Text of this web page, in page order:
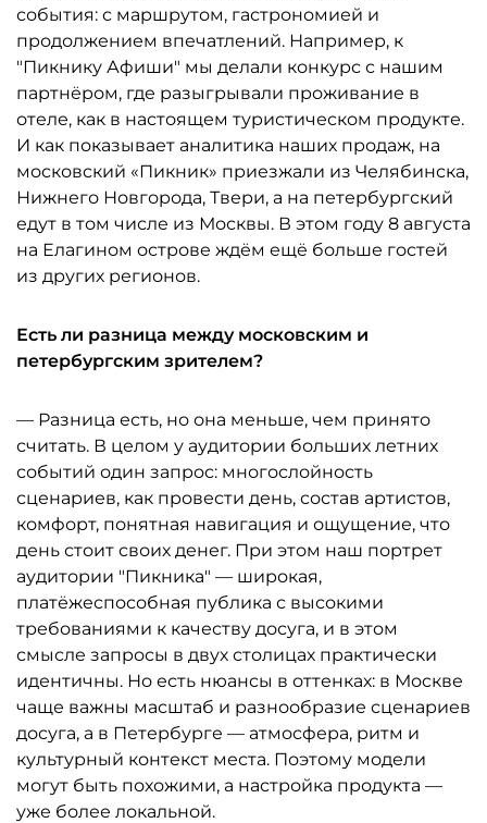
события: с маршрутом, гастрономией и
продолжением впечатлений. Например, к
"Пикнику Афиши" мы делали конкурс с нашим
партнёром, где разыгрывали проживание в
отеле, как в настоящем туристическом продукте.
И как показывает аналитика наших продаж, на
московский «Пикник» приезжали из Челябинска,
Нижнего Новгорода, Твери, а на петербургский
едут в том числе из Москвы. В этом году 8 августа
на Елагином острове ждём ещё больше гостей
из других регионов.
Есть ли разница между московским и
петербургским зрителем?
— Разница есть, но она меньше, чем принято
считать. В целом у аудитории больших летних
событий один запрос: многослойность
сценариев, как провести день, состав артистов,
комфорт, понятная навигация и ощущение, что
день стоит своих денег. При этом наш портрет
аудитории "Пикника" — широкая,
платёжеспособная публика с высокими
требованиями к качеству досуга, и в этом
смысле запросы в двух столицах практически
идентичны. Но есть нюансы в оттенках: в Москве
чаще важны масштаб и разнообразие сценариев
досуга, а в Петербурге — атмосфера, ритм и
культурный контекст места. Поэтому модели
могут быть похожими, а настройка продукта —
уже более локальной.